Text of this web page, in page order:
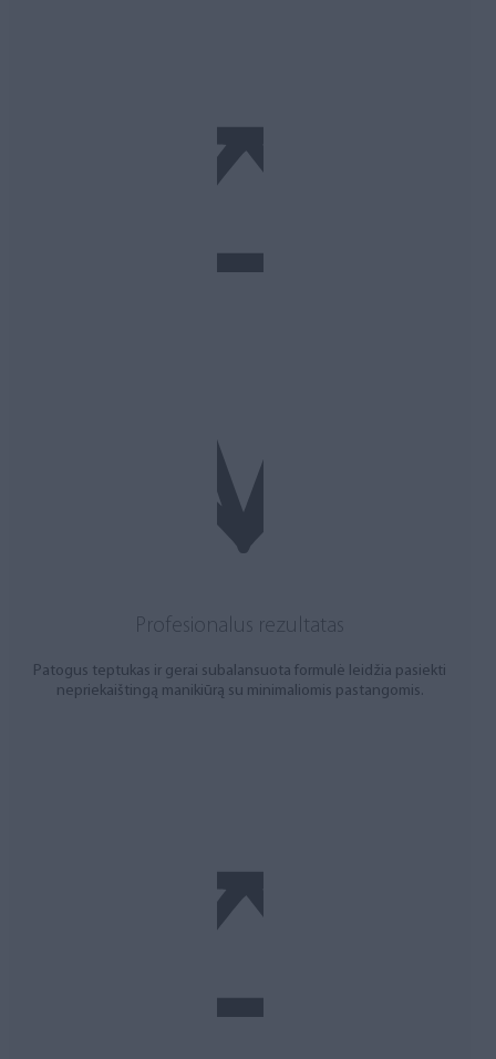
Profesionalus rezultatas
Patogus teptukas ir gerai subalansuota formulė leidžia pasiekti
nepriekaištingą manikiūrą su minimaliomis pastangomis.